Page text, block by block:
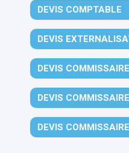
DEVIS COMPTABLE
DEVIS
DEVIS
DEVIS
DEVIS